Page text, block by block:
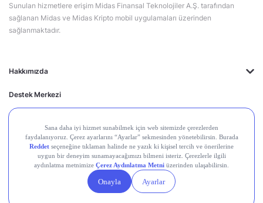
Hakkımızda
Destek Merkezi
Midas'ın Kulakları
Midas Akademi
Borsa Terimleri
Sunulan hizmetlere erişim Midas Finansal Teknolojiler A.Ş. tarafından
sağlanan Midas ve Midas Kripto mobil uygulamaları üzerinden
sağlanmaktadır.